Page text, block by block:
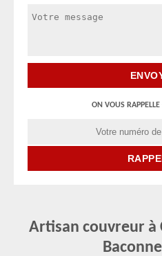
ON VOUS
Artisan couvreur à